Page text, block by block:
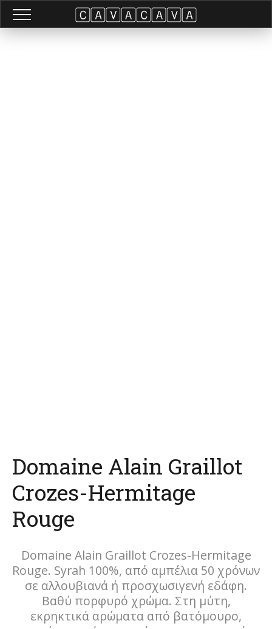
Domaine Alain Graillot
Crozes-Hermitage
Rouge
Domaine Alain Graillot Crozes-Hermitage
Rouge. Syrah 100%, από αμπέλια 50 χρόνων
σε αλλουβιανά ή προσχωσιγενή εδάφη.
Βαθύ πορφυρό χρώμα. Στη μύτη,
εκρηκτικά αρώματα από βατόμουρο,